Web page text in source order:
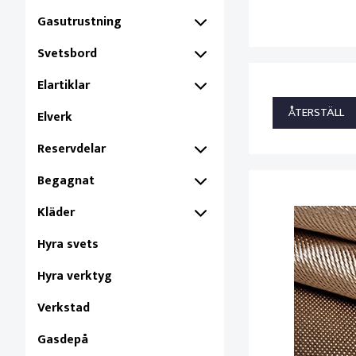
Gasutrustning
Svetsbord
Elartiklar
Elverk
Reservdelar
Begagnat
Kläder
Hyra svets
Hyra verktyg
Verkstad
Gasdepå